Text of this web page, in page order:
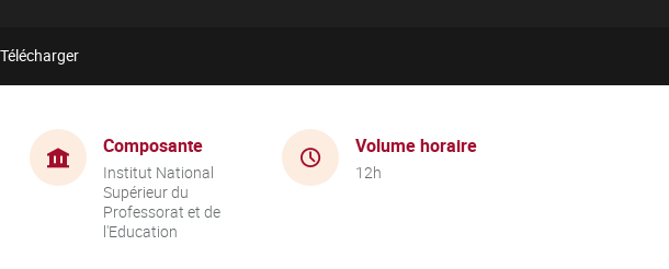
Télécharger
Composante
Institut National
Supérieur du
Professorat et de
l'Education
Volume horaire
12h